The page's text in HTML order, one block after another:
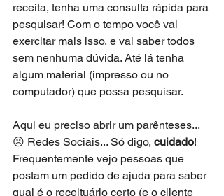
receita, tenha uma consulta rápida para
pesquisar! Com o tempo você vai
exercitar mais isso, e vai saber todos
sem nenhuma dúvida. Até lá tenha
algum material (impresso ou no
computador) que possa pesquisar.
Aqui eu preciso abrir um parênteses...
😣 Redes Sociais... Só digo, cuidado!
Frequentemente vejo pessoas que
postam um pedido de ajuda para saber
qual é o receituário certo (e o cliente